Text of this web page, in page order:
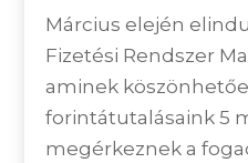
Március elején
Fizetési Rendszer
aminek
forintátutalásaink 5
megérkeznek a